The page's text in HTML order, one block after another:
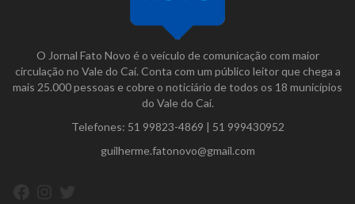
O Jornal Fato Novo é o veículo de comunicação com maior
circulação no Vale do Caí. Conta com um público leitor que chega a
mais 25.000 pessoas e cobre o noticiário de todos os 18 municípios
do Vale do Caí.
Telefones: 51 99823-4869 | 51 999430952
guilherme.fatonovo@gmail.com